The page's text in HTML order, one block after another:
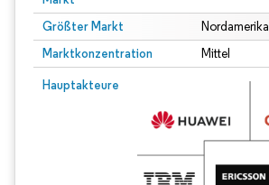
Größter Markt Nordamerika
Marktkonzentration Mittel
Hauptakteure
Bild © Mordor Intelligence. Wiederverwendung